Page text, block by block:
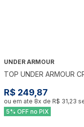
UNDER ARMOUR
TOP UNDER ARMOUR
R$ 249,87
ou em ate 8x de R$ 31,23
5% OFF no PIX